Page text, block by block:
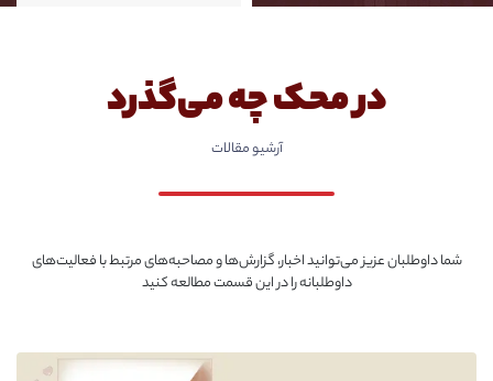
در محک چه می‌گذرد
آرشیو مقالات
شما داوطلبان عزیز می‌توانید اخبار، گزارش‌ها و مصاحبه‌های مرتبط با فعالیت‌های
داوطلبانه را در این قسمت مطالعه کنید